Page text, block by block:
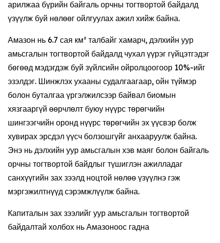
арилжаа бүрийн байгаль орчны тогтвортой байдалд
үзүүлж буй нөлөөг ойлгуулах ажил хийж байна.
Амазон нь 6.7 сая км² талбайг хамарч, дэлхийн уур
амьсгалын тогтвортой байдалд чухал үүрэг гүйцэтгэдэг
бөгөөд мэдэгдэж буй зүйлсийн ойролцоогоор 10%-ийг
эзэлдэг. Шинжлэх ухааны судалгаагаар, ойн түймэр
болон буталгаа үргэлжилсээр байвал биомын
хязгааргүй өөрчлөлт буюу нүүрс төрөгчийн
шингээгчийн оронд нүүрс төрөгчийн эх үүсвэр болж
хувирах эрсдэл үүсч болзошгүйг анхааруулж байна.
Энэ нь дэлхийн уур амьсгалын хэв маяг болон байгаль
орчны тогтвортой байдлыг түшиглэн ажилладаг
санхүүгийн зах зээлд ноцтой нөлөө үзүүлнэ гэж
мэргэжилтнүүд сэрэмжлүүлж байна.
Капиталын зах зээлийг уур амьсгалын тогтвортой
байдалтай холбох нь Амазоноос гадна